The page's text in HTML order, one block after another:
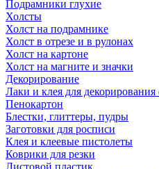
Подрамники глухие
Холсты
Холст на подрамнике
Холст в отрезе и в рулонах
Холст на картоне
Холст на магните и значки
Декорирование
Лаки и клея для
Пенокартон
Блестки, глиттеры, пудры
Заготовки для росписи
Клея и клеевые пистолеты
Коврики для резки
Листовой пластик